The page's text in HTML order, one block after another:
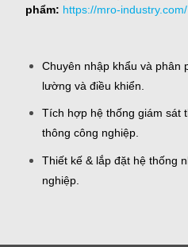
phẩm: https://mro-industry.com/
Chuyên nhập khẩu và phân
lường và điều khiển.
Tích hợp hệ thống giám sát
thông công nghiệp.
Thiết kế & lắp đặt hệ thống
nghiệp.